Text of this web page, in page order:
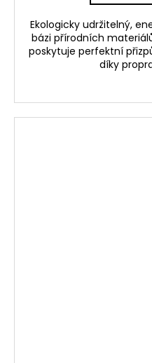
Ekologicky udržitelný,
bázi přírodních
poskytuje perfektní
díky